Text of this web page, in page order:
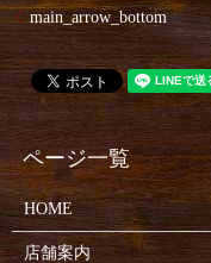
main_arrow_bottom
HOME
店舗案内